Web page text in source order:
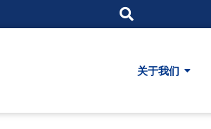
关于我们